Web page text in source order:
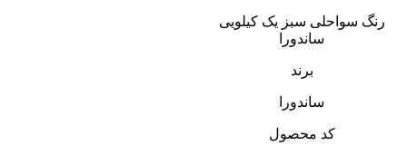
رنگ سواحلی سبز یک کیلویی
ساندورا
برند
ساندورا
کد محصول